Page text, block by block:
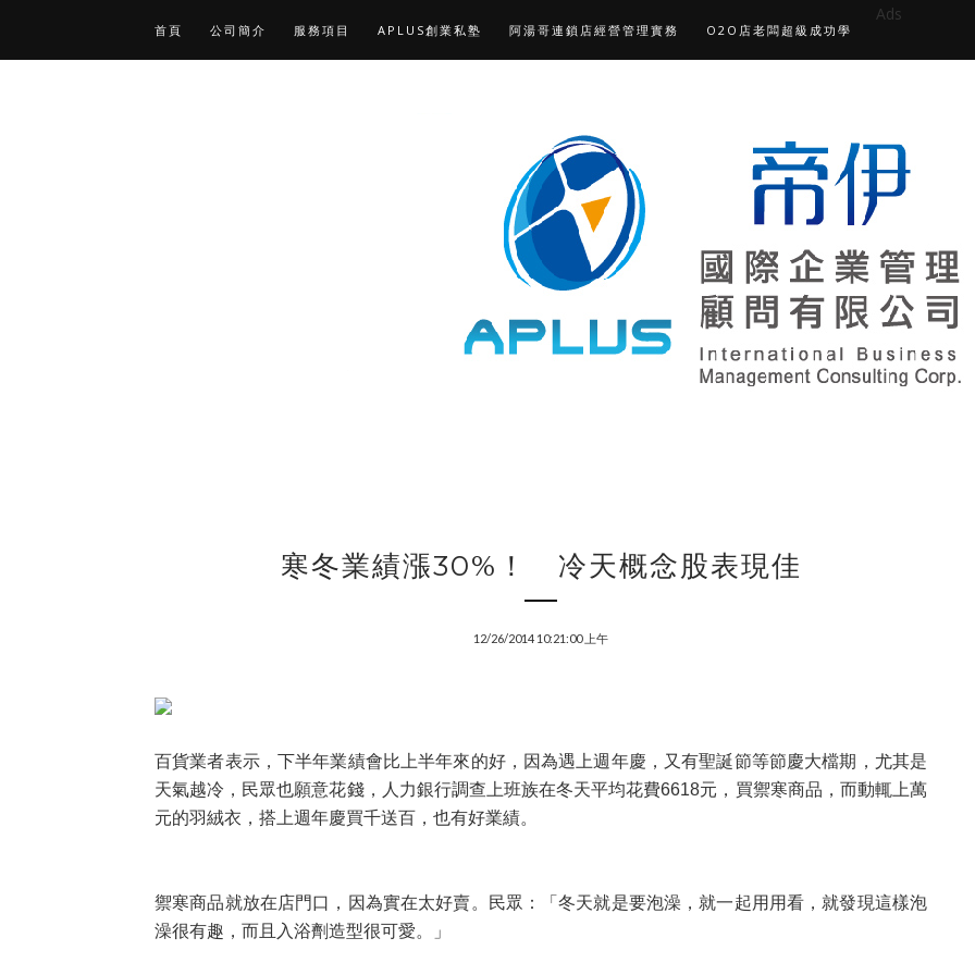
首頁 公司簡介 服務項目 APLUS創業私塾 阿湯哥連鎖店經營管理實務 O2O店老闆超級成功學
Ads
寒冬業績漲30%！ 冷天概念股表現佳
12/26/2014 10:21:00 上午
百貨業者表示，下半年業績會比上半年來的好，因為遇上週年慶，又有聖誕節等節慶大檔期，尤其是
天氣越冷，民眾也願意花錢，人力銀行調查上班族在冬天平均花費6618元，買禦寒商品，而動輒上萬
元的羽絨衣，搭上週年慶買千送百，也有好業績。
禦寒商品就放在店門口，因為實在太好賣。民眾：「冬天就是要泡澡，就一起用用看，就發現這樣泡
澡很有趣，而且入浴劑造型很可愛。」